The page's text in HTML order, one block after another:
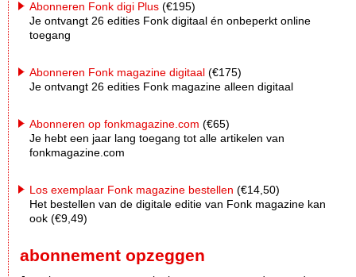
Abonneren Fonk digi Plus (€195)
Je ontvangt 26 edities Fonk digitaal én onbeperkt online
toegang
Abonneren Fonk magazine digitaal (€175)
Je ontvangt 26 edities Fonk magazine alleen digitaal
Abonneren op fonkmagazine.com (€65)
Je hebt een jaar lang toegang tot alle artikelen van
fonkmagazine.com
Los exemplaar Fonk magazine bestellen (€14,50)
Het bestellen van de digitale editie van Fonk magazine kan
ook (€9,49)
abonnement opzeggen